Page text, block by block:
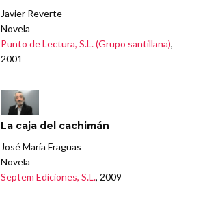
Javier Reverte
Novela
Punto de Lectura, S.L. (Grupo santillana),
2001
La caja del cachimán
José María Fraguas
Novela
Septem Ediciones, S.L., 2009